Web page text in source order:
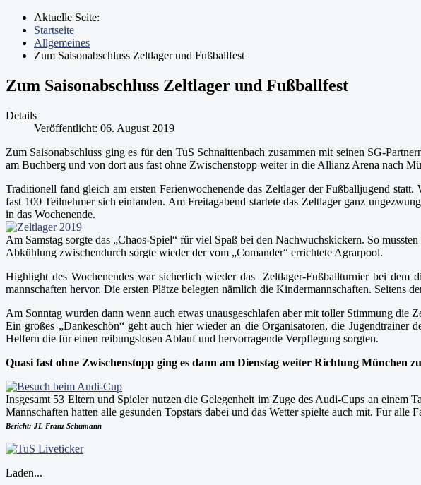
Aktuelle Seite:
Startseite
Allgemeines
Zum Saisonabschluss Zeltlager und Fußballfest
Zum Saisonabschluss Zeltlager und Fußballfest
Details
Veröffentlicht: 06. August 2019
Zum Saisonabschluss ging es für den TuS Schnaittenbach zusammen mit seinen SG-
am Buchberg und von dort aus fast ohne Zwischenstopp weiter in die Allianz Arena nach
Traditionell fand gleich am ersten Ferienwochenende das Zeltlager der Fußballjugend
fast 100 Teilnehmer sich einfanden. Am Freitagabend startete das Zeltlager ganz
in das Wochenende.
Am Samstag sorgte das „Chaos-Spiel“ für viel Spaß bei den Nachwuchskickern. So
Abkühlung zwischendurch sorgte wieder der vom „Comander“ errichtete Agrarpool.
Highlight des Wochenendes war sicherlich wieder das Zeltlager-Fußballturnier bei dem
mannschaften hervor. Die ersten Plätze belegten nämlich die Kindermannschaften.
Am Sonntag wurden dann wenn auch etwas unausgeschlafen aber mit toller Stimmung die
Ein großes „Dankeschön“ geht auch hier wieder an die Organisatoren, die
Helfern die für einen reibungslosen Ablauf und hervorragende Verpflegung sorgten.
Quasi fast ohne Zwischenstopp ging es dann am Dienstag weiter Richtung München
Insgesamt 53 Eltern und Spieler nutzen die Gelegenheit im Zuge des Audi-Cups an
Mannschaften hatten alle gesunden Topstars dabei und das Wetter spielte auch mit. Für
Bericht: JL Franz Schumann
Laden...